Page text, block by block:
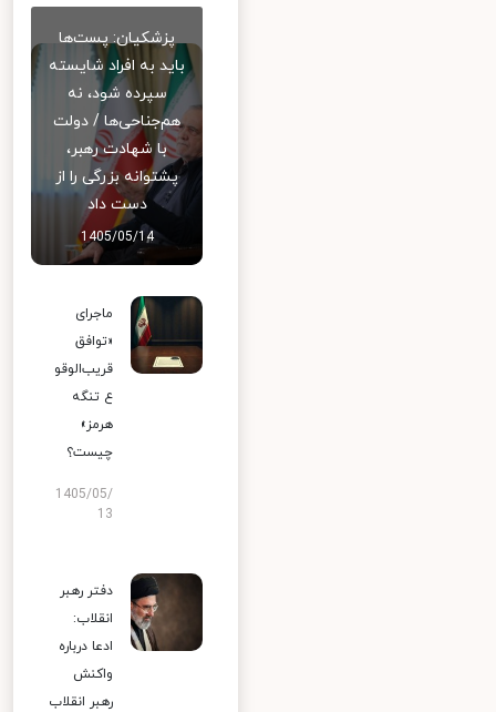
پزشکیان: پست‌ها
باید به افراد شایسته
سپرده شود، نه
هم‌جناحی‌ها / دولت
با شهادت رهبر،
پشتوانه بزرگی را از
دست داد
1405/05/14
ماجرای
«توافق
قریب‌الوقو
ع تنگه
هرمز»
چیست؟
1405/05/
13
دفتر رهبر
انقلاب:
ادعا درباره
واکنش
رهبر انقلاب